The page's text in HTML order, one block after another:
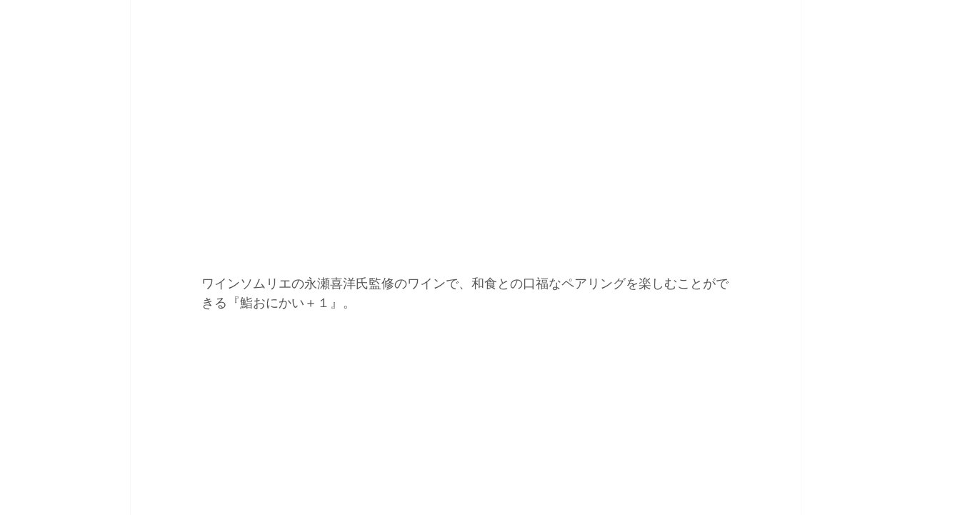
ワインソムリエの永瀬喜洋氏監修のワインで、和食との口福なペアリングを楽しむことがで
きる『鮨おにかい＋１』。